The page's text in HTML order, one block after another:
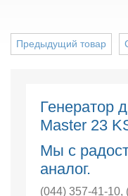
Предыдущий товар
Генератор
Master 23
Мы с
аналог.
(044) 357-41-10,